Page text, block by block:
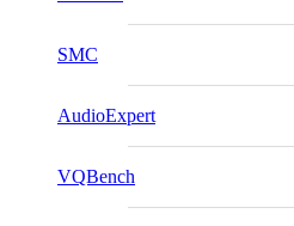
SMC
AudioExpert
VQBench